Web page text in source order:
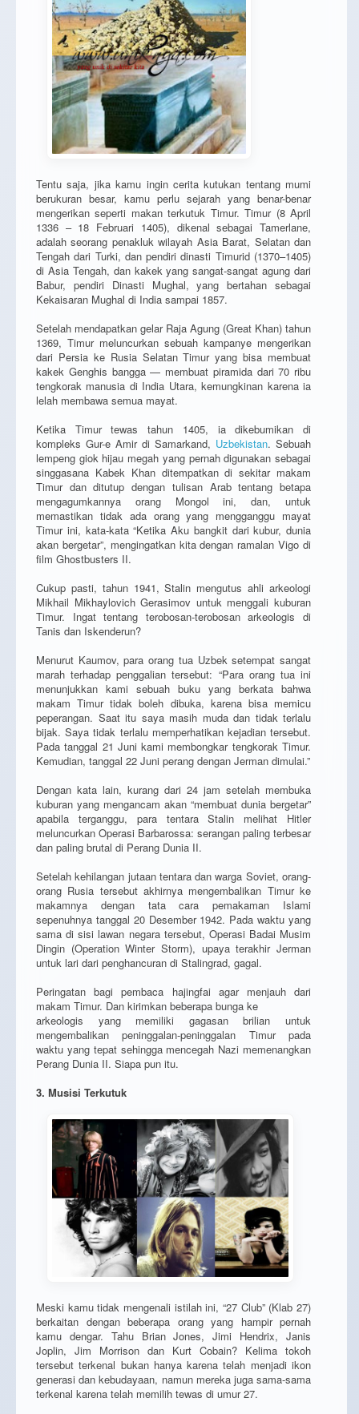
Tentu saja, jika kamu ingin cerita kutukan tentang mumi
berukuran besar, kamu perlu sejarah yang benar-benar
mengerikan seperti makan terkutuk Timur. Timur (8 April
1336 – 18 Februari 1405), dikenal sebagai Tamerlane,
adalah seorang penakluk wilayah Asia Barat, Selatan dan
Tengah dari Turki, dan pendiri dinasti Timurid (1370–1405)
di Asia Tengah, dan kakek yang sangat-sangat agung dari
Babur, pendiri Dinasti Mughal, yang bertahan sebagai
Kekaisaran Mughal di India sampai 1857.
Setelah mendapatkan gelar Raja Agung (Great Khan) tahun
1369, Timur meluncurkan sebuah kampanye mengerikan
dari Persia ke Rusia Selatan Timur yang bisa membuat
kakek Genghis bangga — membuat piramida dari 70 ribu
tengkorak manusia di India Utara, kemungkinan karena ia
lelah membawa semua mayat.
Ketika Timur tewas tahun 1405, ia dikebumikan di
kompleks Gur-e Amir di Samarkand, Uzbekistan. Sebuah
lempeng giok hijau megah yang pernah digunakan sebagai
singgasana Kabek Khan ditempatkan di sekitar makam
Timur dan ditutup dengan tulisan Arab tentang betapa
mengagumkannya orang Mongol ini, dan, untuk
memastikan tidak ada orang yang mengganggu mayat
Timur ini, kata-kata “Ketika Aku bangkit dari kubur, dunia
akan bergetar”, mengingatkan kita dengan ramalan Vigo di
film Ghostbusters II.
Cukup pasti, tahun 1941, Stalin mengutus ahli arkeologi
Mikhail Mikhaylovich Gerasimov untuk menggali kuburan
Timur. Ingat tentang terobosan-terobosan arkeologis di
Tanis dan Iskenderun?
Menurut Kaumov, para orang tua Uzbek setempat sangat
marah terhadap penggalian tersebut: “Para orang tua ini
menunjukkan kami sebuah buku yang berkata bahwa
makam Timur tidak boleh dibuka, karena bisa memicu
peperangan. Saat itu saya masih muda dan tidak terlalu
bijak. Saya tidak terlalu memperhatikan kejadian tersebut.
Pada tanggal 21 Juni kami membongkar tengkorak Timur.
Kemudian, tanggal 22 Juni perang dengan Jerman dimulai.”
Dengan kata lain, kurang dari 24 jam setelah membuka
kuburan yang mengancam akan “membuat dunia bergetar”
apabila terganggu, para tentara Stalin melihat Hitler
meluncurkan Operasi Barbarossa: serangan paling terbesar
dan paling brutal di Perang Dunia II.
Setelah kehilangan jutaan tentara dan warga Soviet, orang-
orang Rusia tersebut akhirnya mengembalikan Timur ke
makamnya dengan tata cara pemakaman Islami
sepenuhnya tanggal 20 Desember 1942. Pada waktu yang
sama di sisi lawan negara tersebut, Operasi Badai Musim
Dingin (Operation Winter Storm), upaya terakhir Jerman
untuk lari dari penghancuran di Stalingrad, gagal.
Peringatan bagi pembaca hajingfai agar menjauh dari
makam Timur. Dan kirimkan beberapa bunga ke
arkeologis yang memiliki gagasan brilian untuk
mengembalikan peninggalan-peninggalan Timur pada
waktu yang tepat sehingga mencegah Nazi memenangkan
Perang Dunia II. Siapa pun itu.
3. Musisi Terkutuk
Meski kamu tidak mengenali istilah ini, “27 Club” (Klab 27)
berkaitan dengan beberapa orang yang hampir pernah
kamu dengar. Tahu Brian Jones, Jimi Hendrix, Janis
Joplin, Jim Morrison dan Kurt Cobain? Kelima tokoh
tersebut terkenal bukan hanya karena telah menjadi ikon
generasi dan kebudayaan, namun mereka juga sama-sama
terkenal karena telah memilih tewas di umur 27.